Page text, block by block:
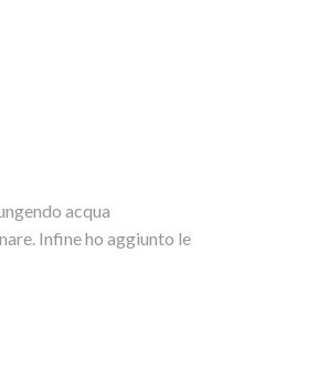
acqua
Infine ho aggiunto le